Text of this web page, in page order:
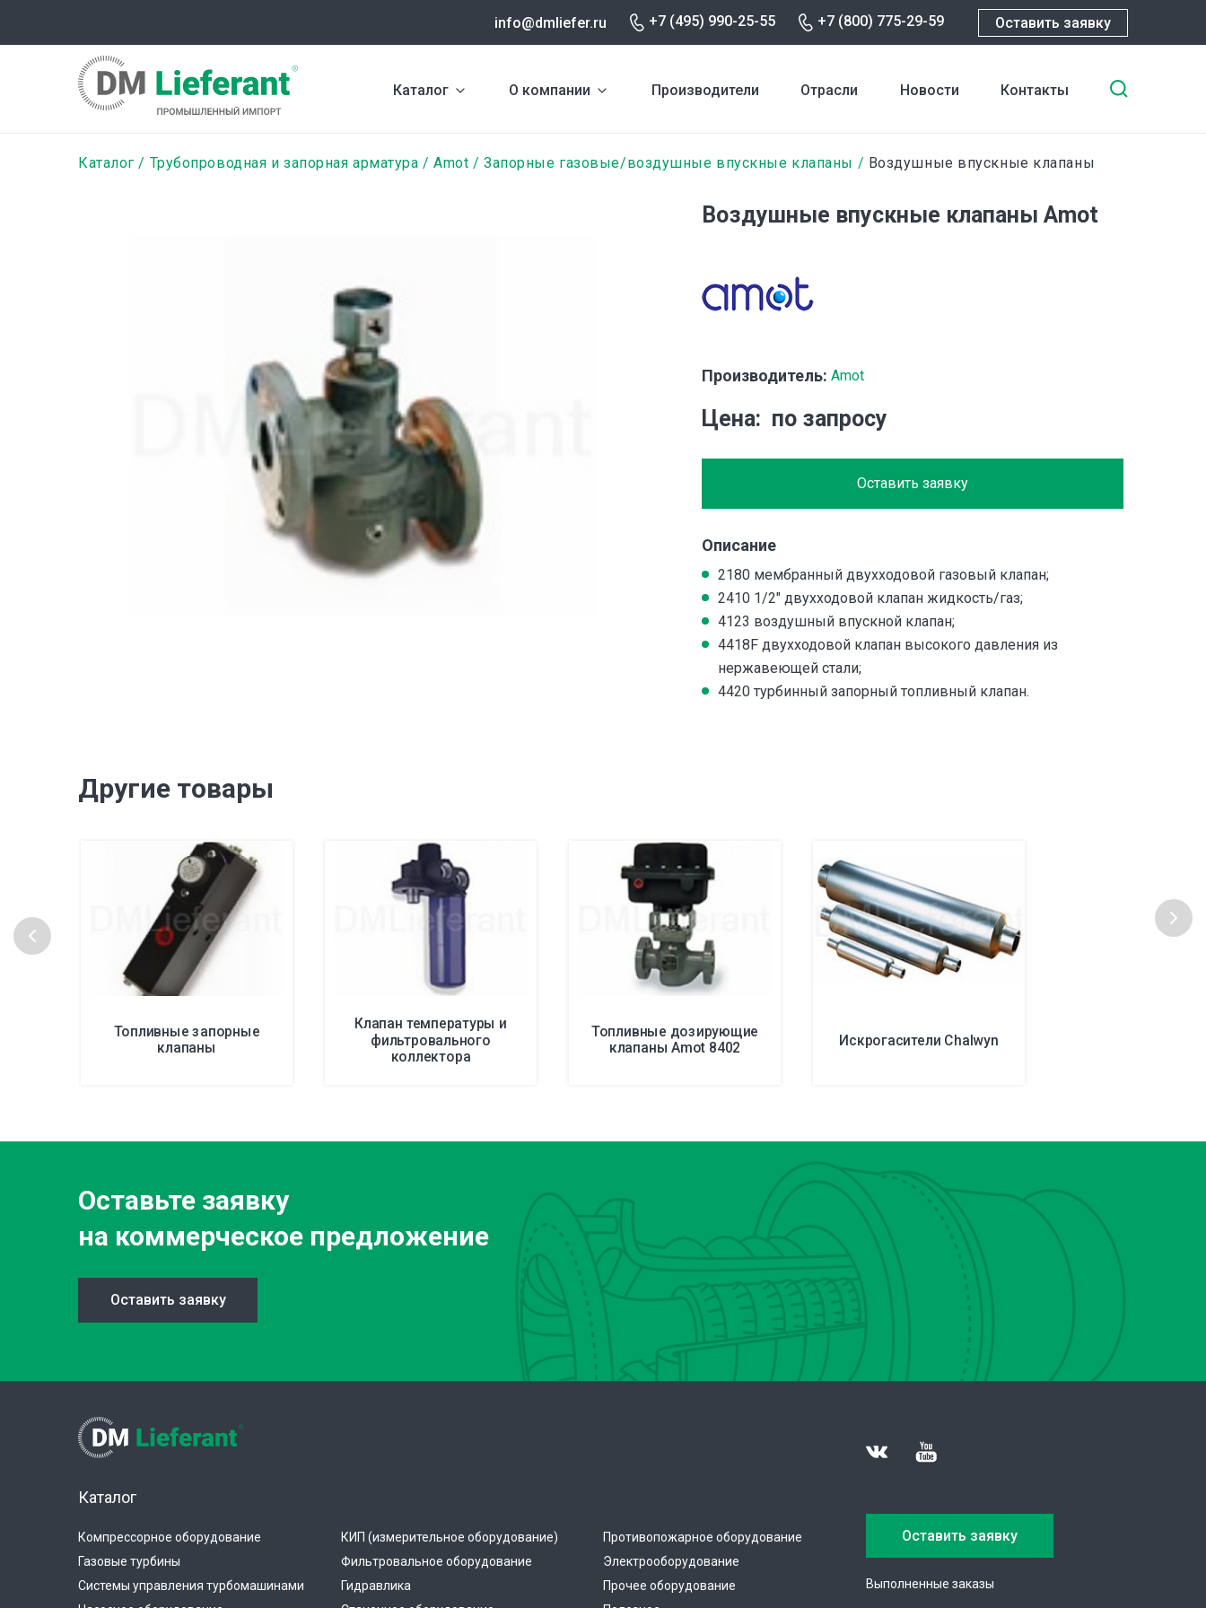
содержанию
info@dmliefer.ru +7 (495) 990-25-55 +7 (800) 775-29-59 Оставить заявку
Каталог О компании Производители Отрасли Новости Контакты
Строка
Каталог Трубопроводная и запорная арматура Amot Запорные газовые/воздушные впускные клапаны Воздушные впускные клапаны
Воздушные впускные клапаны Amot
Производитель: Amot
Цена по запросу
Оставить заявку
Описание
2180 мембранный двухходовой газовый клапан;
2410 1/2″ двухходовой клапан жидкость/газ;
4123 воздушный впускной клапан;
4418F двухходовой клапан высокого давления из
нержавеющей стали;
4420 турбинный запорный топливный клапан.
Другие товары
Топливные запорные
клапаны
Клапан температуры и
фильтровального
коллектора
Топливные дозирующие
клапаны Amot 8402 Искрогасители Chalwyn
Оставьте заявку
на коммерческое предложение
Оставить заявку
Каталог
Компрессорное оборудование
Газовые турбины
Системы управления турбомашинами
КИП (измерительное оборудование)
Фильтровальное оборудование
Гидравлика
Противопожарное оборудование
Электрооборудование
Прочее оборудование
Оставить заявку
Выполненные заказы